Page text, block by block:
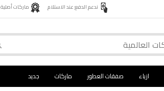
ندعم الدفع عند الاستلام ماركات أصلية 100%
ازياء صفقات العطور ماركات جديد